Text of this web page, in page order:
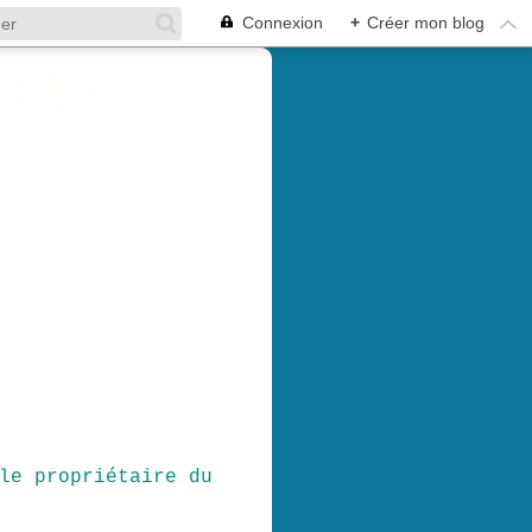
Connexion + Créer mon blog
propriétaire du